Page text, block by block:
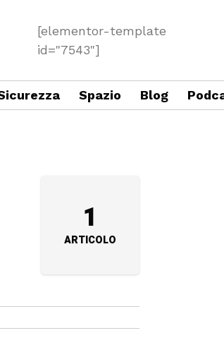
[elementor-template
id="7543"]
Spazio Blog
1
ARTICOLO